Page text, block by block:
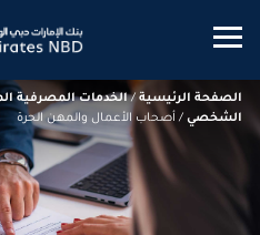
Mobile menu
الصفحة الرئيسية /الخدمات المصرفية
الشخصي / أصحاب الأعمال والمهن الحرة